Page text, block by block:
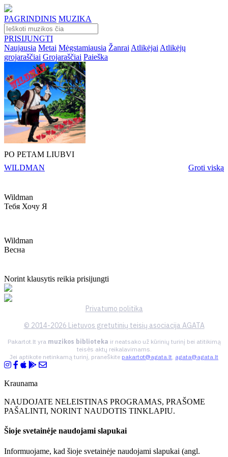
PAGRINDINIS MUZIKA
PRISIJUNGTI
Naujausia Metai Mėgstamiausia Žanrai Atlikėjai Atlikėjų
grojaraščiai Grojaraščiai Paieška
PO PETAM LIUBVI
WILDMAN
Groti viską
Wildman
Тебя Хочу Я
Wildman
Весна
Norint klausytis reikia prisijungti
Privatumo politika
© 2014-2026 Lietuvos gretutinių teisių asociacija AGATA
Pakartot.lt yra muzikos biblioteka ir neatsako už kūrinių turinį bei atitikimą
teisės aktų reikalavimams.
Jei aptikote netinkamą turinį, praneškite pakartot@agata.lt, agata@agata.lt
Kraunama
NAUDOJATE NELEISTINAS PROGRAMAS, PRAŠOME
PAŠALINTI, NORINT NAUDOTIS TINKLAPIU.
Šioje svetainėje naudojami slapukai
Informuojame, kad šioje svetainėje naudojami slapukai (angl.